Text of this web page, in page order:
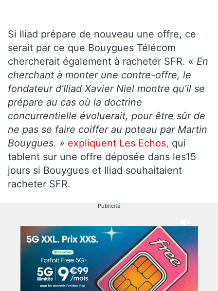
Si Iliad prépare de nouveau une offre, ce
serait par ce que Bouygues Télécom
chercherait également à racheter SFR. « En
cherchant à monter une contre-offre, le
fondateur d’Iliad Xavier Niel montre qu’il se
prépare au cas où la doctrine
concurrentielle évoluerait, pour être sûr de
ne pas se faire coiffer au poteau par Martin
Bouygues. » expliquent Les Echos, qui
tablent sur une offre déposée dans les15
jours si Bouygues et Iliad souhaitaient
racheter SFR.
Publicité